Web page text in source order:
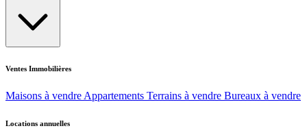
Ventes Immobilières
Maisons à vendre Appartements Terrains à vendre Bureaux à vendre
Locations annuelles